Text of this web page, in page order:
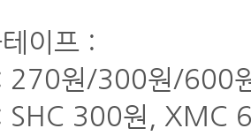
이프 :
270원/300원/600
SHC 300원, XMC